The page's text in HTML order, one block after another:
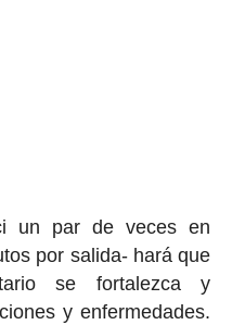
un par de veces en
por salida- hará que
se fortalezca y
y enfermedades.